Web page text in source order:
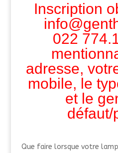
Inscription
022
adresse,
mobile, le
et le
défaut/
Que faire lorsque votre